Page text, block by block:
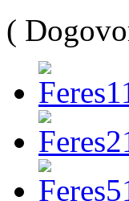
(